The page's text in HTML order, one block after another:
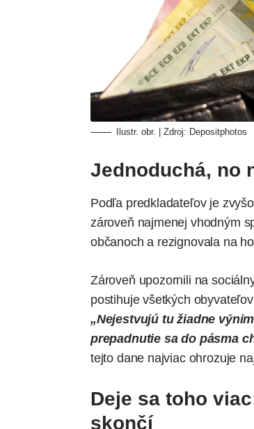
Ilustr. obr. | Zdroj: Depositphotos
Jednoduchá, no
Podľa predkladateľov je
zároveň najmenej vhodným
občanoch a rezignovala na
Zároveň upozornili na
postihuje všetkých
„Nejestvujú tu žiadne
prepadnutie sa do pásma
tejto dane najviac ohrozuje
Deje sa toho
skončí